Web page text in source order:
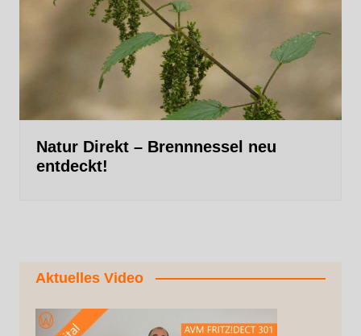
Natur Direkt – Brennnessel neu
entdeckt!
Aktuelles Video